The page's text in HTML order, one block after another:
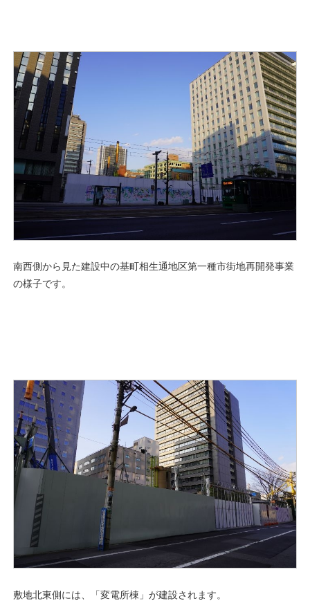
南西側から見た建設中の基町相生通地区第一種市街地再開発事業
の様子です。
敷地北東側には、「変電所棟」が建設されます。